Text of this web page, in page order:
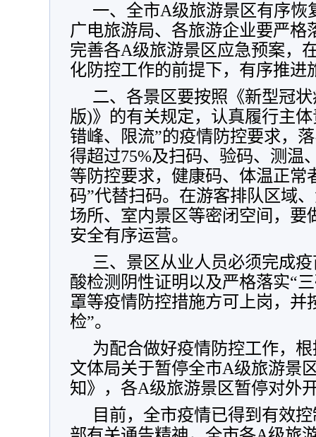
一、全市A级旅游景区有序恢
广电旅游局、各旅游企业要严格
完善各A级旅游景区应急预案，
化防控工作的前提下，有序推进
二、各景区要按照《新型冠
版)》的有关规定，认真履行主
错峰、限流”的疫情防控要求，
得超过75%及扫码、验码、测温
等防控要求，健康码、体温正常
码”代替扫码。在游客排队区域
场所、室内景区等密闭空间，要
安全有序运营。
三、景区从业人员必须完成
酸检测阴性证明以及严格落实“
罩等疫情防控措施方可上岗，并
检”。
为配合做好疫情防控工作，
文体局关于暂停全市A级旅游景
知》，各A级旅游景区暂停对外
目前，全市疫情已得到有效